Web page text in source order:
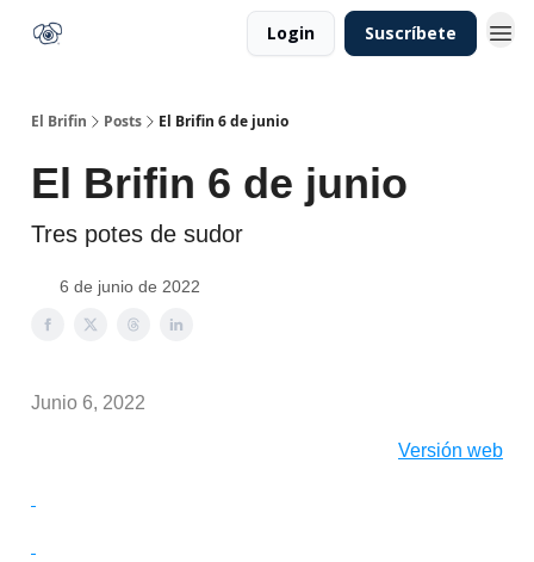
Login Suscríbete
El Brifin Posts El Brifin 6 de junio
El Brifin 6 de junio
Tres potes de sudor
6 de junio de 2022
Junio 6, 2022
Versión web